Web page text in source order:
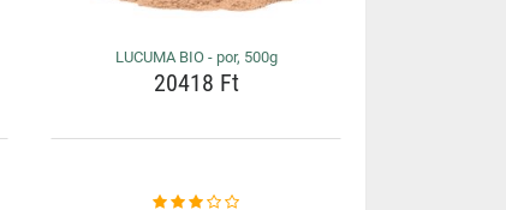
LUCUMA BIO - por, 500g
20418 Ft